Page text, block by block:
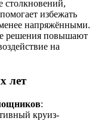
столкновений,
избежать
напряжёнными.
решения повышают
на
лет
:
круиз-